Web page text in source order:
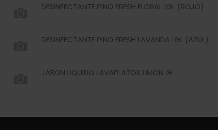
MIELES Y MERMELADAS
ANDALUZ
DESINFECTANTE PINO FRESH FLORAL 1GL (ROJO)
DESINFECTANTE PINO FRESH LAVANDA 1GL (AZUL)
JABON LIQUIDO LAVAPLATOS LIMON GL